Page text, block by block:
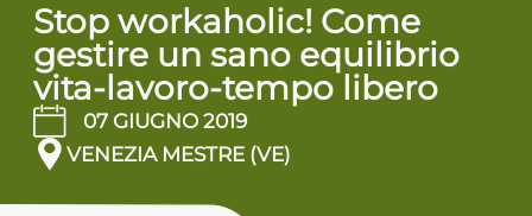
Stop workaholic! Come
gestire un sano equilibrio
vita-lavoro-tempo libero
07 GIUGNO 2019
VENEZIA MESTRE (VE)